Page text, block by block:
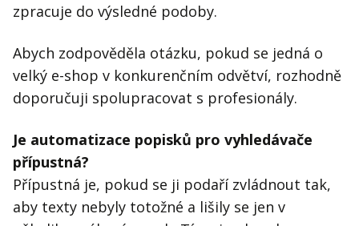
zpracuje do výsledné podoby.
Abych zodpověděla otázku, pokud se jedná o
velký e-shop v konkurenčním odvětví, rozhodně
doporučuji spolupracovat s profesionály.
Je automatizace popisků pro vyhledávače
přípustná?
Přípustná je, pokud se ji podaří zvládnout tak,
aby texty nebyly totožné a lišily se jen v